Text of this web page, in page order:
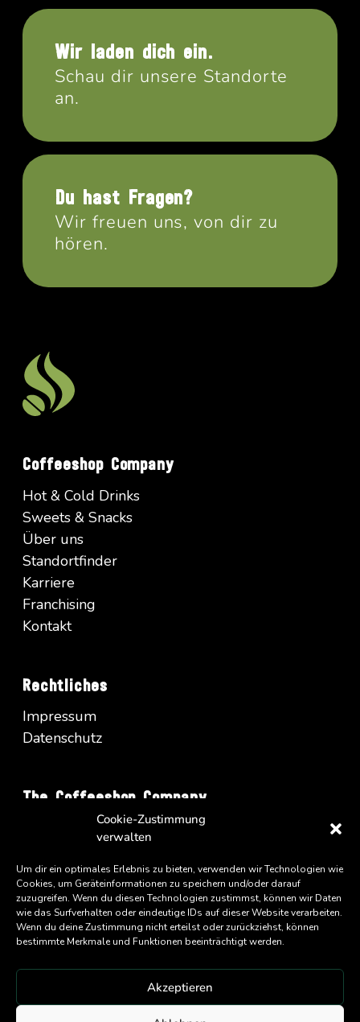
Cookie-Zustimmung
verwalten
Um dir ein optimales Erlebnis zu bieten, verwenden wir Technologien wie
Cookies, um Geräteinformationen zu speichern und/oder darauf
zuzugreifen. Wenn du diesen Technologien zustimmst, können wir Daten
wie das Surfverhalten oder eindeutige IDs auf dieser Website verarbeiten.
Wenn du deine Zustimmung nicht erteilst oder zurückziehst, können
bestimmte Merkmale und Funktionen beeinträchtigt werden.
Akzeptieren
Wir laden dich ein.
Schau dir unsere Standorte
an.
Du hast Fragen?
Wir freuen uns, von dir zu
hören.
Coffeeshop Company
Hot & Cold Drinks
Sweets & Snacks
Über uns
Standortfinder
Karriere
Franchising
Kontakt
Rechtliches
Impressum
Datenschutz
The Coffeeshop Company
Vienna Business Park - Turm A/34
A-1100 Wien